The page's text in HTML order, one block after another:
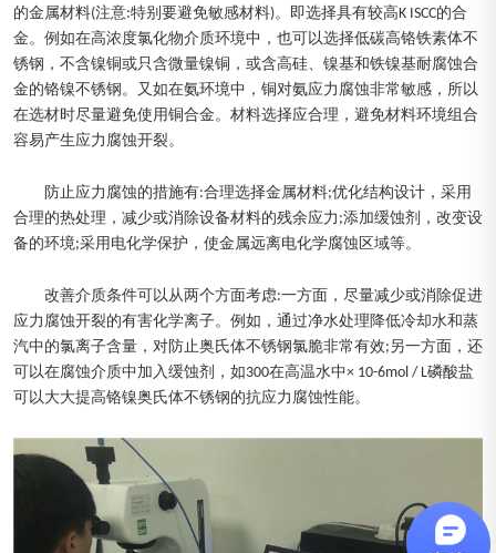
的金属材料(注意:特别要避免敏感材料)。即选择具有较高K ISCC的合
金。例如在高浓度氯化物介质环境中，也可以选择低碳高铬铁素体不
锈钢，不含镍铜或只含微量镍铜，或含高硅、镍基和铁镍基耐腐蚀合
金的铬镍不锈钢。又如在氨环境中，铜对氨应力腐蚀非常敏感，所以
在选材时尽量避免使用铜合金。材料选择应合理，避免材料环境组合
容易产生应力腐蚀开裂。
防止应力腐蚀的措施有:合理选择金属材料;优化结构设计，采用
合理的热处理，减少或消除设备材料的残余应力;添加缓蚀剂，改变设
备的环境;采用电化学保护，使金属远离电化学腐蚀区域等。
改善介质条件可以从两个方面考虑:一方面，尽量减少或消除促进
应力腐蚀开裂的有害化学离子。例如，通过净水处理降低冷却水和蒸
汽中的氯离子含量，对防止奥氏体不锈钢氯脆非常有效;另一方面，还
可以在腐蚀介质中加入缓蚀剂，如300在高温水中× 10-6mol / L磷酸盐
可以大大提高铬镍奥氏体不锈钢的抗应力腐蚀性能。